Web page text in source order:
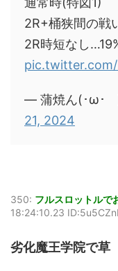
2R+桶狭間の戦
2R時短なし
— 蒲焼ん(･ω･
21, 2024
350: フルスロットルで
18:24:10.23
劣化魔王学院で草